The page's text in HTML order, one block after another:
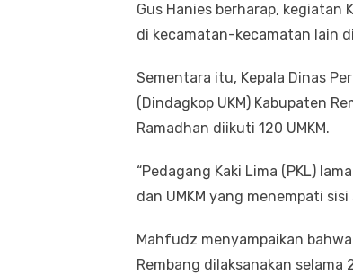
Gus Hanies berharap, kegiatan
di kecamatan-kecamatan lain
Sementara itu, Kepala Dinas
(Dindagkop UKM) Kabupaten
Ramadhan diikuti 120 UMKM.
“Pedagang Kaki Lima (PKL)
dan UMKM yang menempati
Mahfudz menyampaikan
Rembang dilaksanakan selama